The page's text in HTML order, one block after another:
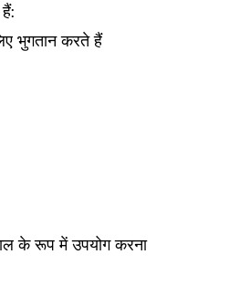
भुगतान करते हैं
के रूप में उपयोग करना